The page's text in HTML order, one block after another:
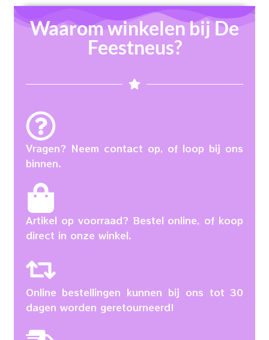
Waarom winkelen bij De
Feestneus?
Vragen? Neem contact op, of loop bij ons
binnen.
Artikel op voorraad? Bestel online, of koop
direct in onze winkel.
Online bestellingen kunnen bij ons tot 30
dagen worden geretourneerd!